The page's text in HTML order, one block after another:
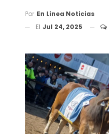
Por En Linea Noticias
El Jul 24, 2025